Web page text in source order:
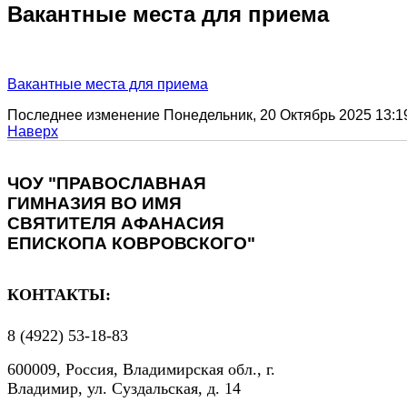
Вакантные места для приема
Вакантные места для приема
Последнее изменение Понедельник, 20 Октябрь 2025
Наверх
ЧОУ "ПРАВОСЛАВНАЯ
ГИМНАЗИЯ ВО ИМЯ
СВЯТИТЕЛЯ АФАНАСИЯ
ЕПИСКОПА КОВРОВСКОГО"
КОНТАКТЫ:
8 (4922) 53-18-83
600009, Россия, Владимирская обл., г.
Владимир, ул. Суздальская, д. 14